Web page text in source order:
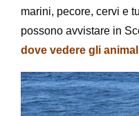
marini, pecore, cervi e
possono avvistare in
dove vedere gli